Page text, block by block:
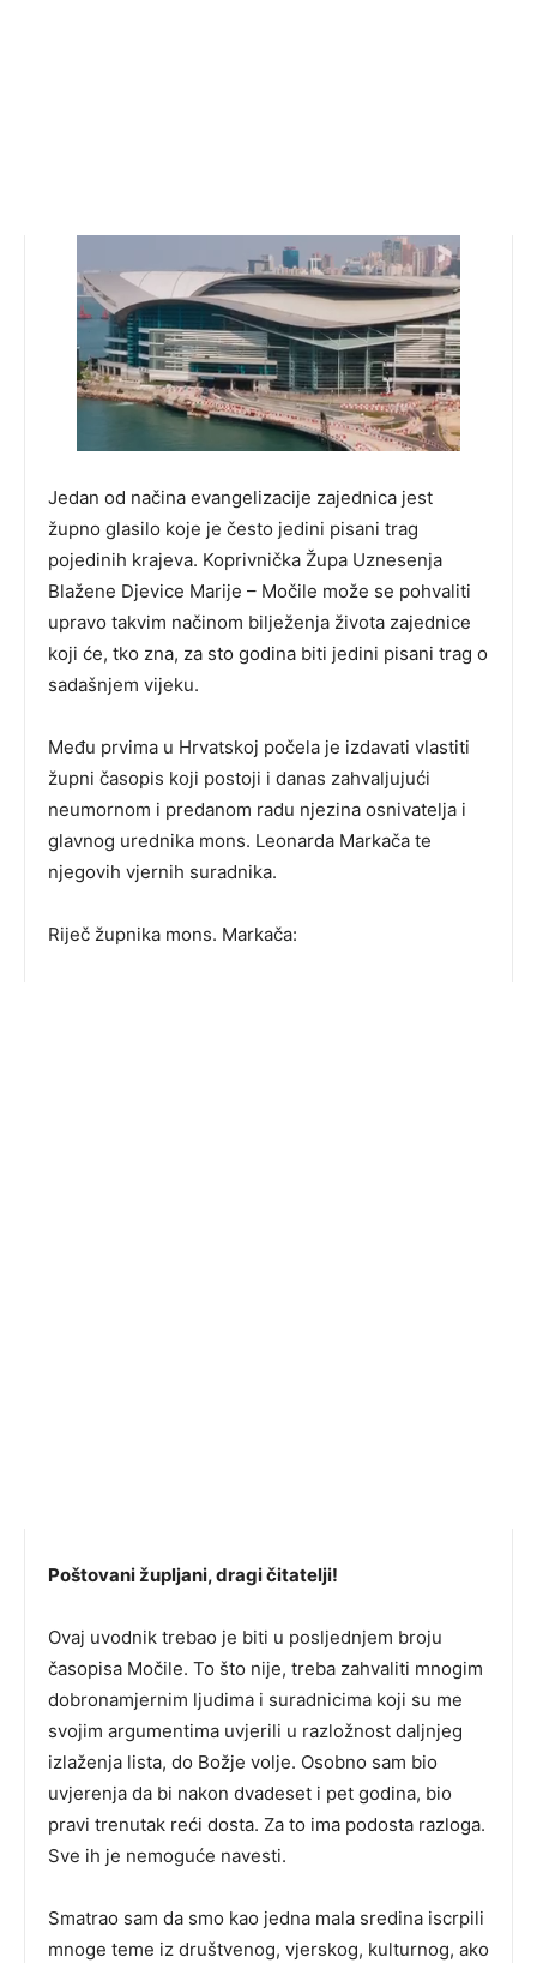
Jedan od načina evangelizacije zajednica jest
župno glasilo koje je često jedini pisani trag
pojedinih krajeva. Koprivnička Župa Uznesenja
Blažene Djevice Marije – Močile može se pohvaliti
upravo takvim načinom bilježenja života zajednice
koji će, tko zna, za sto godina biti jedini pisani trag o
sadašnjem vijeku.
Među prvima u Hrvatskoj počela je izdavati vlastiti
župni časopis koji postoji i danas zahvaljujući
neumornom i predanom radu njezina osnivatelja i
glavnog urednika mons. Leonarda Markača te
njegovih vjernih suradnika.
Riječ župnika mons. Markača:
Poštovani župljani, dragi čitatelji!
Ovaj uvodnik trebao je biti u posljednjem broju
časopisa Močile. To što nije, treba zahvaliti mnogim
dobronamjernim ljudima i suradnicima koji su me
svojim argumentima uvjerili u razložnost daljnjeg
izlaženja lista, do Božje volje. Osobno sam bio
uvjerenja da bi nakon dvadeset i pet godina, bio
pravi trenutak reći dosta. Za to ima podosta razloga.
Sve ih je nemoguće navesti.
Smatrao sam da smo kao jedna mala sredina iscrpili
mnoge teme iz društvenog, vjerskog, kulturnog, ako